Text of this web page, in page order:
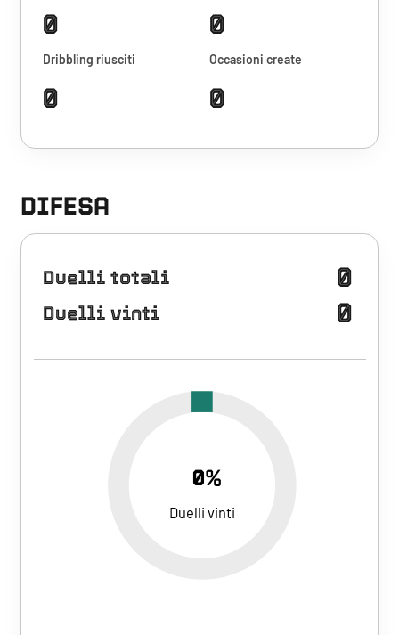
0 0
Dribbling riusciti
0
Occasioni create
0
DIFESA
Duelli totali 0
Duelli vinti 0
0%
Duelli vinti